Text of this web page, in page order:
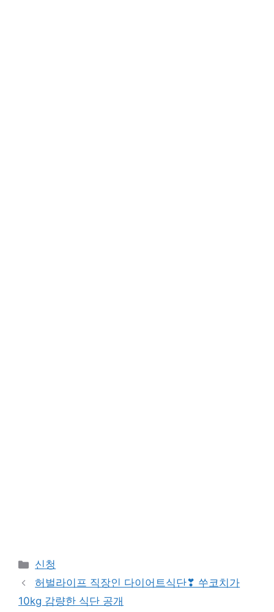
Categories
신청
허벌라이프 직장인 다이어트식단❣ 쑤코치가
10kg 감량한 식단 공개